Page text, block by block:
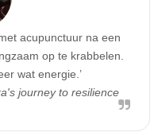
acupunctuur na een
op te krabbelen.
wat energie.’
journey to resilience